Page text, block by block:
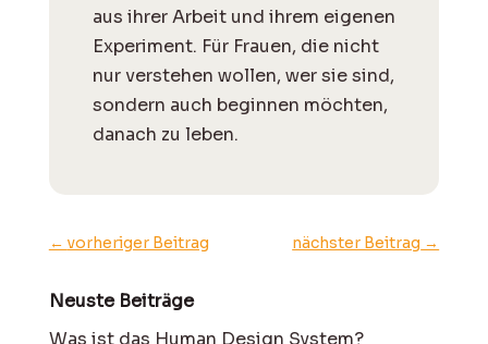
aus ihrer Arbeit und ihrem eigenen
Experiment. Für Frauen, die nicht
nur verstehen wollen, wer sie sind,
sondern auch beginnen möchten,
danach zu leben.
← vorheriger Beitrag nächster Beitrag →
Neuste Beiträge
Was ist das Human Design System?